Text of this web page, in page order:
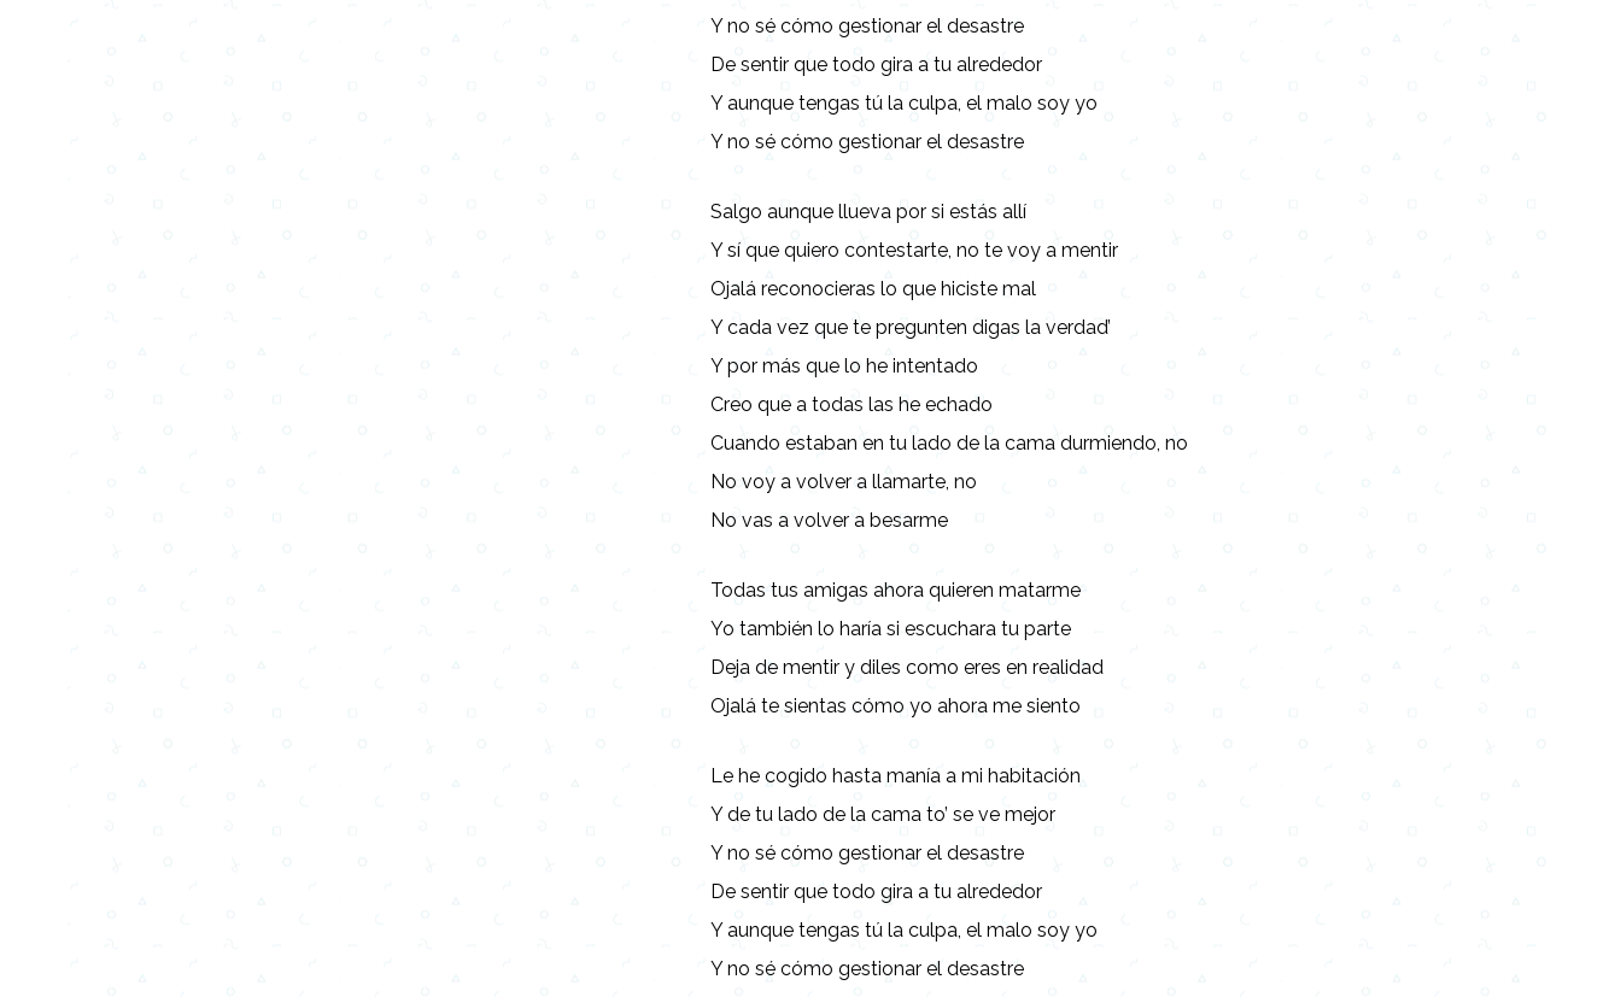
Y no sé cómo gestionar el desastre
De sentir que todo gira a tu alrededor
Y aunque tengas tú la culpa, el malo soy yo
Y no sé cómo gestionar el desastre
Salgo aunque llueva por si estás allí
Y sí que quiero contestarte, no te voy a mentir
Ojalá reconocieras lo que hiciste mal
Y cada vez que te pregunten digas la verdad’
Y por más que lo he intentado
Creo que a todas las he echado
Cuando estaban en tu lado de la cama durmiendo, no
No voy a volver a llamarte, no
No vas a volver a besarme
Todas tus amigas ahora quieren matarme
Yo también lo haría si escuchara tu parte
Deja de mentir y diles como eres en realidad
Ojalá te sientas cómo yo ahora me siento
Le he cogido hasta manía a mi habitación
Y de tu lado de la cama to’ se ve mejor
Y no sé cómo gestionar el desastre
De sentir que todo gira a tu alrededor
Y aunque tengas tú la culpa, el malo soy yo
Y no sé cómo gestionar el desastre